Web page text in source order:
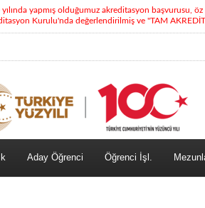
yapmış olduğumuz akreditasyon başvurusu,
Kurulu'nda değerlendirilmiş ve "TAM
Aday Öğrenci Öğrenci İşl.